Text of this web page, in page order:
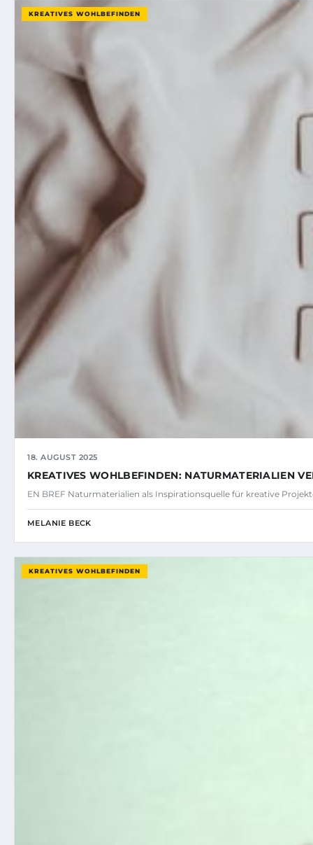
KREATIVES WOHLBEFINDEN
18. AUGUST 2025
KREATIVES WOHLBEFINDEN: NATURMATERIALIEN
EN BREF Naturmaterialien als Inspirationsquelle für kreative
MELANIE BECK
KREATIVES WOHLBEFINDEN